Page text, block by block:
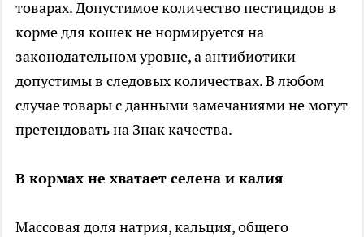
товарах. Допустимое количество пестицидов в
корме для кошек не нормируется на
законодательном уровне, а антибиотики
допустимы в следовых количествах. В любом
случае товары с данными замечаниями не могут
претендовать на Знак качества.
В кормах не хватает селена и калия
Массовая доля натрия, кальция, общего